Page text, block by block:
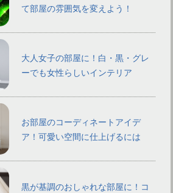
て部屋の雰囲気を変えよう！
大人女子の部屋に！白・黒・グレ
ーでも女性らしいインテリア
お部屋のコーディネートアイデ
ア！可愛い空間に仕上げるには
黒が基調のおしゃれな部屋に！コ